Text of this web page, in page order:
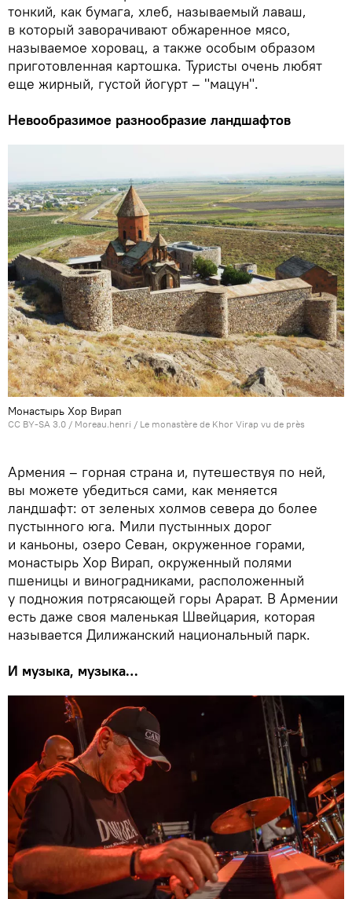
тонкий, как бумага, хлеб, называемый лаваш,
в который заворачивают обжаренное мясо,
называемое хоровац, а также особым образом
приготовленная картошка. Туристы очень любят
еще жирный, густой йогурт – "мацун".
Невообразимое разнообразие ландшафтов
Монастырь Хор Вирап
CC BY-SA 3.0 / Moreau.henri / Le monastère de Khor Virap vu de près
Армения – горная страна и, путешествуя по ней,
вы можете убедиться сами, как меняется
ландшафт: от зеленых холмов севера до более
пустынного юга. Мили пустынных дорог
и каньоны, озеро Севан, окруженное горами,
монастырь Хор Вирап, окруженный полями
пшеницы и виноградниками, расположенный
у подножия потрясающей горы Арарат. В Армении
есть даже своя маленькая Швейцария, которая
называется Дилижанский национальный парк.
И музыка, музыка…